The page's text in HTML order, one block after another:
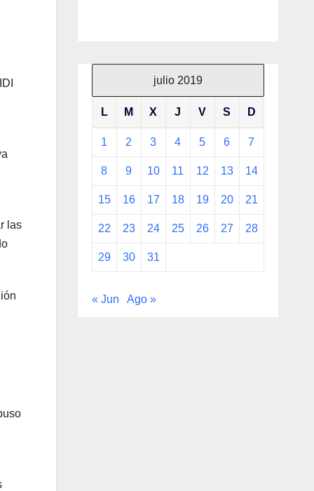
las
julio 2019
L M X J V S D
1 2 3 4 5 6 7
8 9 10 11 12 13 14
15 16 17 18 19 20 21
22 23 24 25 26 27 28
29 30 31
« Jun Ago »